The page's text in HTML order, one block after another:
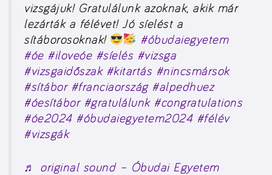
vizsgájuk! Gratulálunk azoknak, akik már
lezárták a félévet! Jó síelést a
sítáborosoknak!
#óbudaiegyetem
#óe #iloveóe #síelés #vizsga
#vizsgaidőszak #kitartás #nincsmársok
#sítábor #franciaország #alpedhuez
#óesítábor #gratulálunk #congratulations
#óe2024 #óbudaiegyetem2024 #félév
#vizsgák
♬ original sound – Óbudai Egyetem